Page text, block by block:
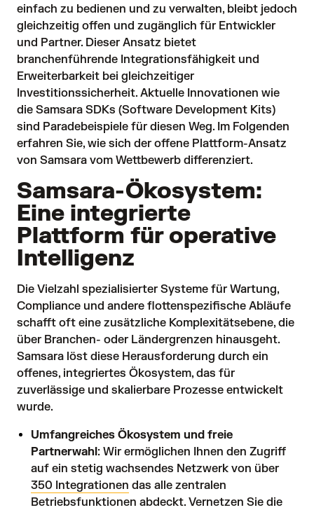
einfach zu bedienen und zu verwalten, bleibt jedoch
gleichzeitig offen und zugänglich für Entwickler
und Partner. Dieser Ansatz bietet
branchenführende Integrationsfähigkeit und
Erweiterbarkeit bei gleichzeitiger
Investitionssicherheit. Aktuelle Innovationen wie
die Samsara SDKs (Software Development Kits)
sind Paradebeispiele für diesen Weg. Im Folgenden
erfahren Sie, wie sich der offene Plattform-Ansatz
von Samsara vom Wettbewerb differenziert.
Samsara-Ökosystem:
Eine integrierte
Plattform für operative
Intelligenz
Die Vielzahl spezialisierter Systeme für Wartung,
Compliance und andere flottenspezifische Abläufe
schafft oft eine zusätzliche Komplexitätsebene, die
über Branchen- oder Ländergrenzen hinausgeht.
Samsara löst diese Herausforderung durch ein
offenes, integriertes Ökosystem, das für
zuverlässige und skalierbare Prozesse entwickelt
wurde.
Umfangreiches Ökosystem und freie
Partnerwahl: Wir ermöglichen Ihnen den Zugriff
auf ein stetig wachsendes Netzwerk von über
350 Integrationen das alle zentralen
Betriebsfunktionen abdeckt. Vernetzen Sie die